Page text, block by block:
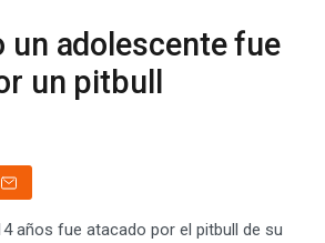
un adolescente fue
un pitbull
años fue atacado por el pitbull de su